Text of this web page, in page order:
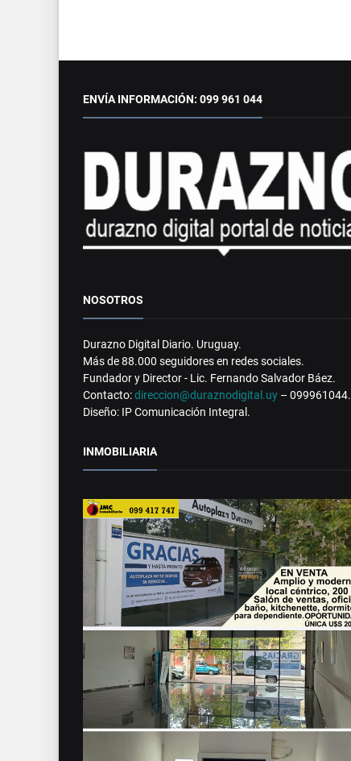
ENVÍA INFORMACIÓN: 099 961 044
NOSOTROS
Durazno Digital Diario. Uruguay.
Más de 88.000 seguidores en redes sociales.
Fundador y Director - Lic. Fernando Salvador Báez.
Contacto:direccion@duraznodigital.uy – 099961044.
Diseño: IP Comunicación Integral.
INMOBILIARIA